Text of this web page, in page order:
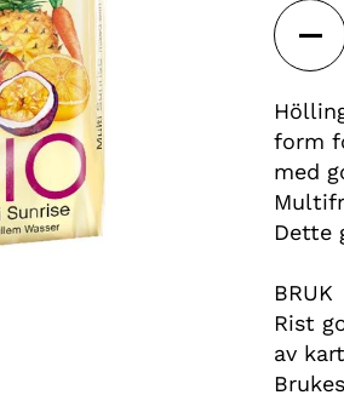
Antall
form
med
Dette
BRUK
Rist
av